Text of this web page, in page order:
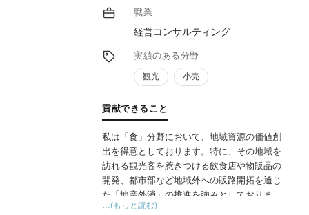
職業
経営コンサルティング
実績のある分野
観光 小売
貢献できること
私は「食」分野において、地域資源の価値創
出を得意としております。特に、その地域を
訪れる観光客を惹きつける飲食店や物販品の
開発、都市部など地域外への販路開拓を通じ
た「地産外消」の推進を強みとしておりま
す。地域の名産品や食文化、歴史、景観とい
…(もっと読む)